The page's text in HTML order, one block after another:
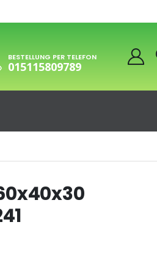
BESTELLUNG PER TELEFON
015115809789